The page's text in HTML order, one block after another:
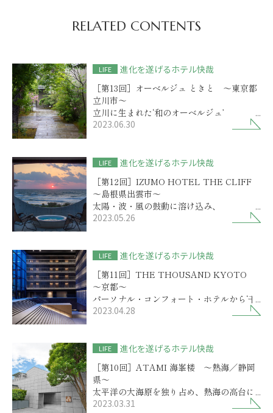
RELATED CONTENTS
LIFE
進化を遂げるホテル快哉
［第13回］オーベルジュ ときと ～東京都
立川市～
立川に生まれた‘和のオーベルジュ’
食も宿も伝統と新しさが巧みに融合
2023.06.30
LIFE
進化を遂げるホテル快哉
［第12回］IZUMO HOTEL THE CLIFF
～島根県出雲市～
太陽・波・風の鼓動に溶け込み、
ゆったりと過ごす出雲の新しい隠れ家
2023.05.26
LIFE
進化を遂げるホテル快哉
［第11回］THE THOUSAND KYOTO
～京都～
パーソナル・コンフォート・ホテルから‘千
年ホテル’ヘリブランド
2023.04.28
LIFE
進化を遂げるホテル快哉
［第10回］ATAMI 海峯楼 ～熱海／静岡
県～
太平洋の大海原を独り占め、熱海の高台に
佇むガラスの館
2023.03.31